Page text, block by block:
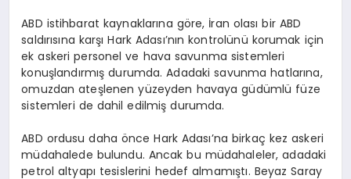
ABD istihbarat kaynaklarına göre, İran olası bir ABD
saldırısına karşı Hark Adası’nın kontrolünü korumak için
ek askeri personel ve hava savunma sistemleri
konuşlandırmış durumda. Adadaki savunma hatlarına,
omuzdan ateşlenen yüzeyden havaya güdümlü füze
sistemleri de dahil edilmiş durumda.
ABD ordusu daha önce Hark Adası’na birkaç kez askeri
müdahalede bulundu. Ancak bu müdahaleler, adadaki
petrol altyapı tesislerini hedef almamıştı. Beyaz Saray